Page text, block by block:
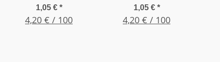
Edelstahl A2 , M 2 x
10 , (25 Stück)
1,05 € *
4,20 € / 100
Edelstahl A2 , M 2 x
12 , (25 Stück)
1,05 € *
4,20 € / 100